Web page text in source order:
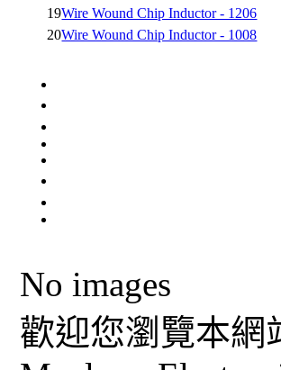
19Wire Wound Chip Inductor - 1206
20Wire Wound Chip Inductor - 1008
No images
歡迎您瀏覽本網